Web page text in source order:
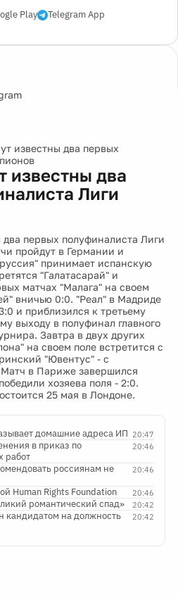
Play Telegram App
известны два первых
известны два
Лиги
два первых полуфиналиста Лиги
пройдут в Германии и
принимает испанскую
"Галатасарай" и
матчах "Малага" на своем
вничью 0:0. "Реал" в Мадриде
и приблизился к третьему
выходу в полуфинал главного
Завтра в двух других
на своем поле встретится с
"Ювентус" - с
в Париже завершился
хозяева поля - 2:0.
25 мая в Лондоне.
20:47
домашние адреса ИП
20:46
в приказ по
работ
20:46
россиянам не
20:46
Human Rights Foundation
20:42
романтический спад»
20:42
кандидатом на должность